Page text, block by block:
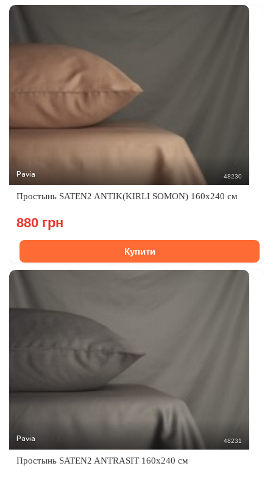
Pavia 48230
Простынь SATEN2 ANTIK(KIRLI SOMON) 160x240 см
880 грн
Купити
Pavia 48231
Простынь SATEN2 ANTRASIT 160x240 см